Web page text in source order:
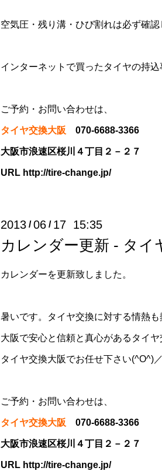
空気圧・残り溝・ひび割れは必ず確
インターネットで買ったタイヤの持込
ご予約・お問い合わせは、
タイヤ交換大阪 070-6688-3366
大阪市浪速区桜川４丁目２－２７
URL http://tire-change.jp/
2013 /06 / 17 15:35
カレンダー更新 - タイ
カレンダーを更新致しました。
暑いです。タイヤ交換に対する情熱も
大阪で安心と信頼と真心があるタイヤ
タイヤ交換大阪でお任せ下さい(^O^)／
ご予約・お問い合わせは、
タイヤ交換大阪 070-6688-3366
大阪市浪速区桜川４丁目２－２７
URL http://tire-change.jp/